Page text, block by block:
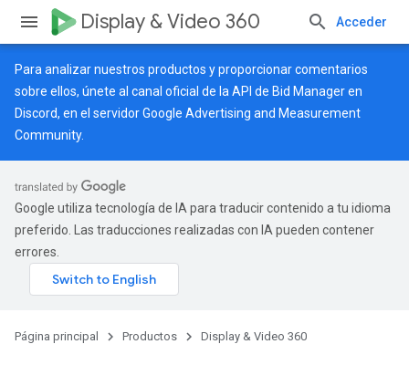
Display & Video 360 Acceder
Para analizar nuestros productos y proporcionar comentarios
sobre ellos, únete al canal oficial de la API de Bid Manager en
Discord, en el servidorGoogle Advertising and Measurement
Community.
Google utiliza tecnología de IA para traducir contenido a tu idioma
preferido. Las traducciones realizadas con IA pueden contener
errores.
Página principal Productos Display & Video 360